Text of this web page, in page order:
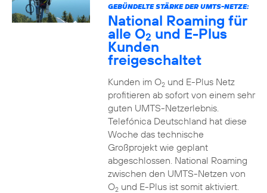
GEBÜNDELTE STÄRKE DER UMTS-NETZE:
National Roaming für
alle O2 und E-Plus
Kunden
freigeschaltet
Kunden im O2und E-Plus Netz
profitieren ab sofort von einem sehr
guten UMTS-Netzerlebnis.
Telefónica Deutschland hat diese
Woche das technische
Großprojekt wie geplant
abgeschlossen. National Roaming
zwischen den UMTS-Netzen von
O2und E-Plus ist somit aktiviert.